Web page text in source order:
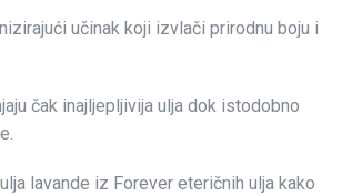
učinak koji izvlači prirodnu boju i
čak inajljepljivija ulja dok istodobno
lavande iz Forever eteričnih ulja kako